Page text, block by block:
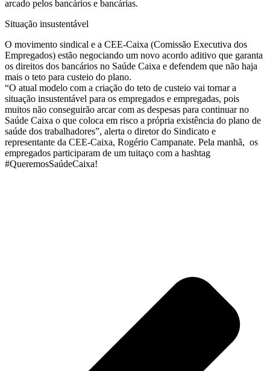
arcado pelos bancários e bancárias.
Situação insustentável
O movimento sindical e a CEE-Caixa (Comissão Executiva dos
Empregados) estão negociando um novo acordo aditivo que garanta
os direitos dos bancários no Saúde Caixa e defendem que não haja
mais o teto para custeio do plano.
“O atual modelo com a criação do teto de custeio vai tornar a
situação insustentável para os empregados e empregadas, pois
muitos não conseguirão arcar com as despesas para continuar no
Saúde Caixa o que coloca em risco a própria existência do plano de
saúde dos trabalhadores”, alerta o diretor do Sindicato e
representante da CEE-Caixa, Rogério Campanate. Pela manhã, os
empregados participaram de um tuitaço com a hashtag
#QueremosSaúdeCaixa!